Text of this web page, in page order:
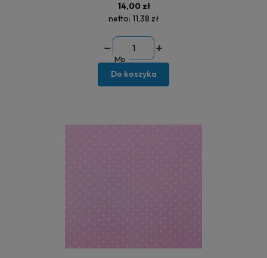
14,00 zł
netto: 11,38 zł
Mb
Do koszyka